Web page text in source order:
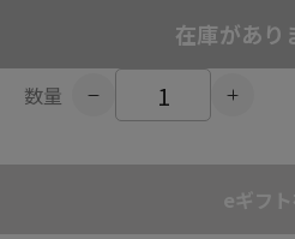
数量
在庫があり
eギフ